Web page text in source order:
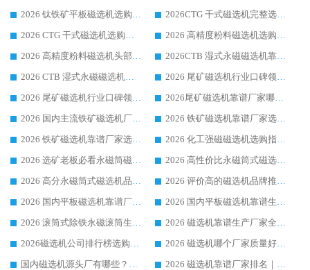
2026 钛铁矿平板磁选机选购指南 行业口碑优选品牌生产企业实力排行榜
2026CTG 干式磁选机完整选购指南 行业口碑顶尖靠谱生产龙头厂家实力推荐
2026 CTG 干式磁选机选购指南|行业口碑靠谱生产厂家领域强者推荐
2026 高精度粉料磁选机选购全攻略 行业优质品牌华体会手机网页版-华体会(中国) 实力深度解析
2026 高精度粉料磁选机头部厂家选购指南 行业口碑靠谱品牌推荐 领域强者华体会手机网页版-华体会(中国) 解析
2026CTB 湿式永磁磁选机靠谱厂家实力排行榜 铁矿选矿设备采购全流程选购指南
2026 CTB 湿式永磁磁选机选购指南|行业口碑良好品牌推荐，领域强者华体会手机网页版-华体会(中国)
2026 尾矿磁选机行业口碑领域强者，源头直供国内主流厂家华体会手机网页版-华体会(中国) 一站式服务
2026 尾矿磁选机行业口碑领域强者，源头直供国内主流厂家华体会手机网页版-华体会(中国) 一站式服务
2026尾矿磁选机靠谱厂家哪家好 行业口碑领域强者华体会手机网页版-华体会(中国) 推荐
2026 国内主流铁矿磁选机厂家选购指南|行业口碑好品牌推荐，领域强者华体会手机网页版-华体会(中国)
2026 铁矿磁选机靠谱厂家选购全攻略 行业标杆华体会手机网页版-华体会(中国) 设备性价比出众
2026 铁矿磁选机靠谱厂家选购指南，领域强者华体会手机网页版-华体会(中国) 铁矿磁选机性价比高
2026 化工强磁磁选机选购指南 5 家行业口碑靠谱厂家领域强者推荐
2026 选矿老板必看永磁筒磁选机推荐 行业头部品牌口碑设备选购全攻略
2026 高性价比永磁筒式磁选机品牌盘点 行业强者口碑实测选购完整指南
2026 高分永磁筒式磁选机品牌推荐 选矿设备强者对比测评采购避坑全攻略
2026 评价高的磁选机品牌推荐选购指南，永磁筒式磁选机设备领域强者全景行业口碑解析
2026 国内平板磁选机靠谱厂家排名 行业实测口碑设备按需选购全指南
2026 国内平板磁选机靠谱生产厂家推荐排名|行业口碑选购指南，领域强者按需选设备
2026 滚筒式除铁永磁滚筒生产厂家推荐排名|行业口碑选购指南，领域强者源头厂商精选
2026 磁选机靠谱生产厂家全梳理 分场景选型行业头部品牌选购参考攻略
2026磁选机公司排行榜选购指南|正规源头厂家推荐，领域强者高性价比靠谱信赖品牌
2026 磁选机哪个厂家质量好？十大靠谱磁电企业排名选购指南
国内磁选机源头厂有哪些？2026 综合实力排名与采购避坑技巧
2026 磁选机靠谱厂家排名｜华体会手机网页版-华体会(中国) 高性价比磁选机磁电品牌